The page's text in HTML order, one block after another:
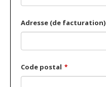
Adresse (de facturation)
Code postal *